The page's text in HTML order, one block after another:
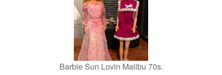
Barbie Sun Lovin Malibu 70s.